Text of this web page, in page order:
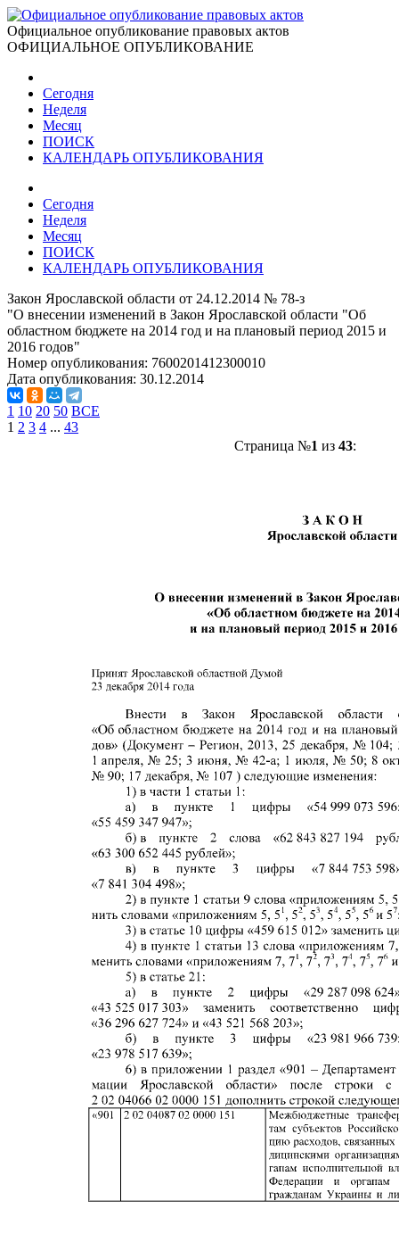
Официальное опубликование правовых актов
ОФИЦИАЛЬНОЕ ОПУБЛИКОВАНИЕ
Сегодня
Неделя
Месяц
ПОИСК
КАЛЕНДАРЬ ОПУБЛИКОВАНИЯ
Сегодня
Неделя
Месяц
ПОИСК
КАЛЕНДАРЬ ОПУБЛИКОВАНИЯ
Закон Ярославской области от 24.12.2014 № 78-з
"О внесении изменений в Закон Ярославской области "Об
областном бюджете на 2014 год и на плановый период 2015 и
2016 годов"
Номер опубликования: 7600201412300010
Дата опубликования: 30.12.2014
1 10 20 50 ВСЕ
1 2 3 4 ... 43
Страница №1 из 43: